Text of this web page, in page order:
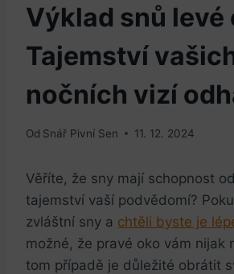
Výklad snů levé
Tajemství
nočních vizí
Od Snář Pivní Sen 11. 12. 2024
Věříte, že sny mají schopnost
tajemství vaší podvědomí?
zvláštní sny a chtěli byste je
možné, že pravé oko vám nijak
tom případě je důležité obrátit